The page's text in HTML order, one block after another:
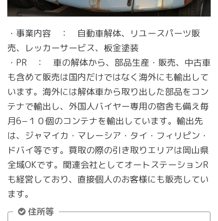
・事業内容 ： 自動車解体、リユースパーツ販
売、レッカーサービス、板金塗装
・PR ： 車の解体から、部品生産・販売、中古車
も含めて販売は国内だけではなく海外にも輸出して
います。海外には解体車から取り出した部品をコン
テナで輸出し、外国人バイヤー専用の宿舎も備え毎
月6−１０個のコンテナを輸出しています。輸出先
は、ジャマイカ・マレーシア・タイ・フィリピン・
ドバイ等です。買取の際の引き取りエリアは岡山県
全域OKです。関連会社としてオートステーションR
も経営しており、直接個人のお客様にも販売してい
ます。
住所等